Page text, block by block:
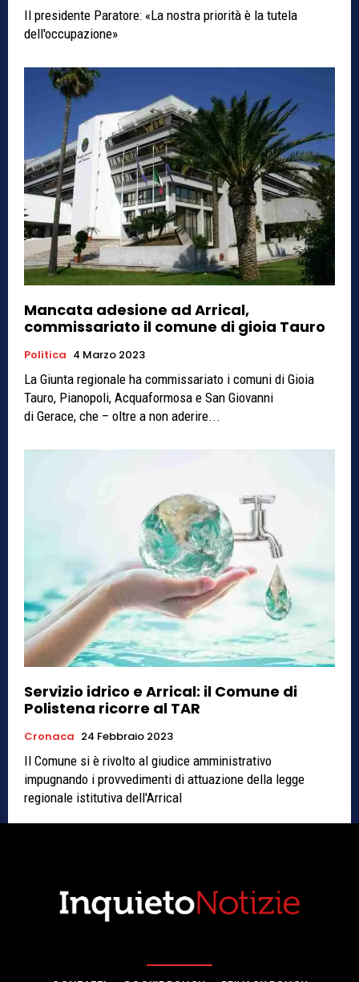
Il presidente Paratore: «La nostra priorità è la tutela
dell'occupazione»
Mancata adesione ad Arrical,
commissariato il comune di gioia Tauro
Politica 4 Marzo 2023
La Giunta regionale ha commissariato i comuni di Gioia
Tauro, Pianopoli, Acquaformosa e San Giovanni
di Gerace, che – oltre a non aderire...
Servizio idrico e Arrical: il Comune di
Polistena ricorre al TAR
Cronaca 24 Febbraio 2023
Il Comune si è rivolto al giudice amministrativo
impugnando i provvedimenti di attuazione della legge
regionale istitutiva dell'Arrical